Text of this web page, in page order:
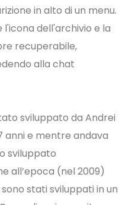
in alto di un menu.
l'icona dell'archivio e la
recuperabile,
alla chat
sviluppato da Andrei
anni e mentre andava
sviluppato
all’epoca (nel 2009)
stati sviluppati in un